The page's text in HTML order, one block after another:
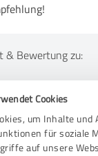
Cookies
um Inhalte und
für soziale
auf unsere
& Bewertung zu: